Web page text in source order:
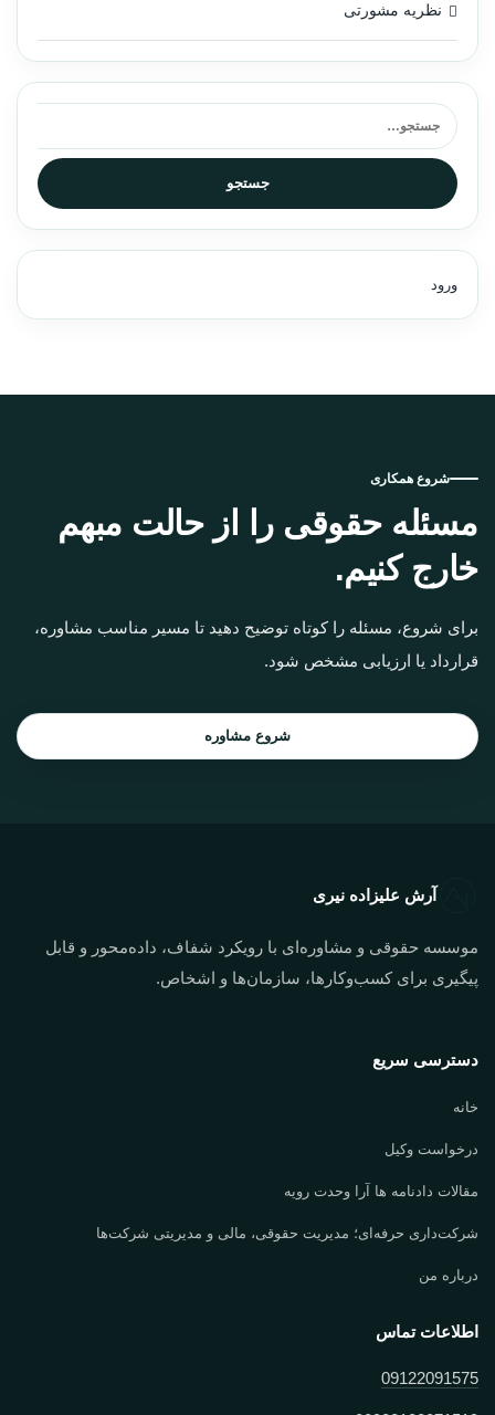
نظریه مشورتی
جستجو برای:
جستجو
ورود
شروع همکاری
مسئله حقوقی را از حالت مبهم
خارج کنیم.
برای شروع، مسئله را کوتاه توضیح دهید تا مسیر مناسب مشاوره،
قرارداد یا ارزیابی مشخص شود.
شروع مشاوره
آرش علیزاده نیری
موسسه حقوقی و مشاوره‌ای با رویکرد شفاف، داده‌محور و قابل
پیگیری برای کسب‌وکارها، سازمان‌ها و اشخاص.
دسترسی سریع
خانه
درخواست وکیل
مقالات دادنامه ها آرا وحدت رویه
شرکت‌داری حرفه‌ای؛ مدیریت حقوقی، مالی و مدیریتی شرکت‌ها
درباره من
اطلاعات تماس
09122091575